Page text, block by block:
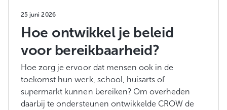
25 juni 2026
Hoe ontwikkel je beleid
voor bereikbaarheid?
Hoe zorg je ervoor dat mensen ook in de
toekomst hun werk, school, huisarts of
supermarkt kunnen bereiken? Om overheden
daarbij te ondersteunen ontwikkelde CROW de